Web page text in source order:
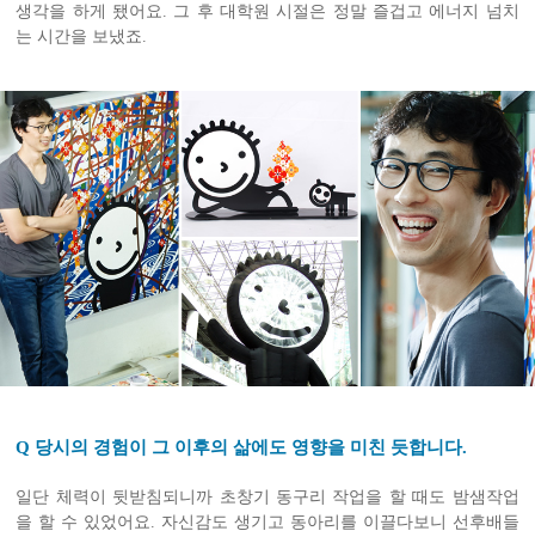
생각을 하게 됐어요. 그 후 대학원 시절은 정말 즐겁고 에너지 넘치
는 시간을 보냈죠.
Q 당시의 경험이 그 이후의 삶에도 영향을 미친 듯합니다.
일단 체력이 뒷받침되니까 초창기 동구리 작업을 할 때도 밤샘작업
을 할 수 있었어요. 자신감도 생기고 동아리를 이끌다보니 선후배들